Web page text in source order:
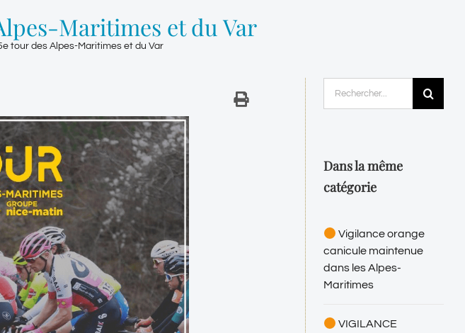
Maritimes et du Var
tour des Alpes-Maritimes et du Var
Dans la même
catégorie
Vigilance orange
canicule maintenue
dans les Alpes-
Maritimes
VIGILANCE